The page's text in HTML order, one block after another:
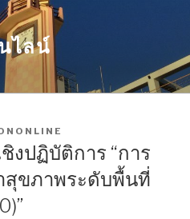
ไลน์
งปฏิบัติการ “การ
ขภาพระดับพื้นที่